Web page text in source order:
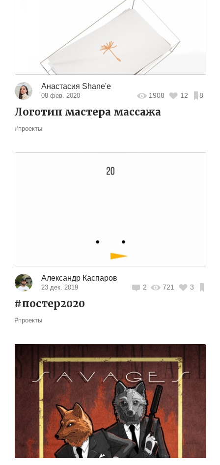
Анастасия Shane'e
08 фев. 2020 1908 12 8
Логотип мастера массажа
#проекты
Александр Каспаров
23 дек. 2019 2 721 3
#постер2020
#проекты